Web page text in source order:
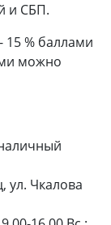
и СБП.
15 % баллами
можно
ул. Чкалова